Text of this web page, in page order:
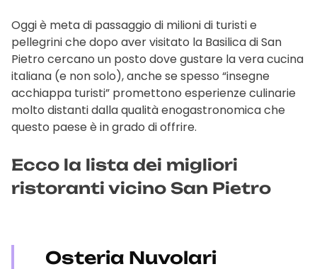
Oggi è meta di passaggio di milioni di turisti e
pellegrini che dopo aver visitato la Basilica di San
Pietro cercano un posto dove gustare la vera cucina
italiana (e non solo), anche se spesso “insegne
acchiappa turisti” promettono esperienze culinarie
molto distanti dalla qualità enogastronomica che
questo paese è in grado di offrire.
Ecco la lista dei migliori
ristoranti vicino San Pietro
Osteria Nuvolari